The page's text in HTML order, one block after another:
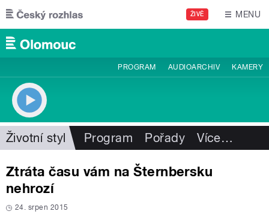
Přejít k hlavnímu obsahu
ŽIVĚ MENU
PROGRAM AUDIOARCHIV KAMERY
Životní styl Program Pořady Více…
Ztráta času vám na Šternbersku
nehrozí
24. srpen 2015